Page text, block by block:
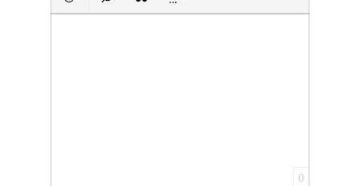
Вставить смайлик
Вставка скрытого текста
Вставка цитаты
Вставка спойлера
0